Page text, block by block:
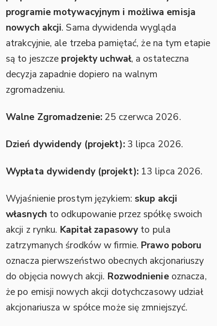
programie motywacyjnym i możliwa emisja
nowych akcji. Sama dywidenda wygląda
atrakcyjnie, ale trzeba pamiętać, że na tym etapie
są to jeszcze projekty uchwał, a ostateczna
decyzja zapadnie dopiero na walnym
zgromadzeniu.
Walne Zgromadzenie:25 czerwca 2026.
Dzień dywidendy (projekt):3 lipca 2026.
Wypłata dywidendy (projekt):13 lipca 2026.
Wyjaśnienie prostym językiem: skup akcji
własnych to odkupowanie przez spółkę swoich
akcji z rynku. Kapitał zapasowy to pula
zatrzymanych środków w firmie. Prawo poboru
oznacza pierwszeństwo obecnych akcjonariuszy
do objęcia nowych akcji. Rozwodnienieoznacza,
że po emisji nowych akcji dotychczasowy udział
akcjonariusza w spółce może się zmniejszyć.